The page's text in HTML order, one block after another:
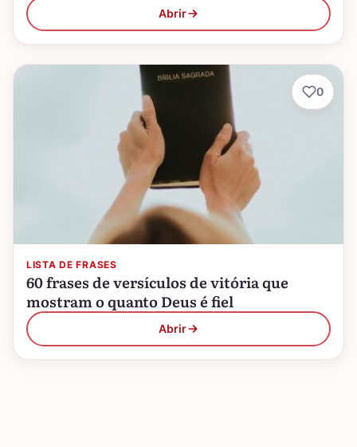
Abrir
LISTA DE FRASES
60 frases de versículos de vitória que
mostram o quanto Deus é fiel
Abrir
0